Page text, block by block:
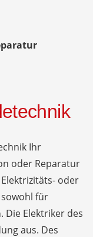
Ihr
oder Reparatur
oder
für
Die Elektriker des
aus. Des